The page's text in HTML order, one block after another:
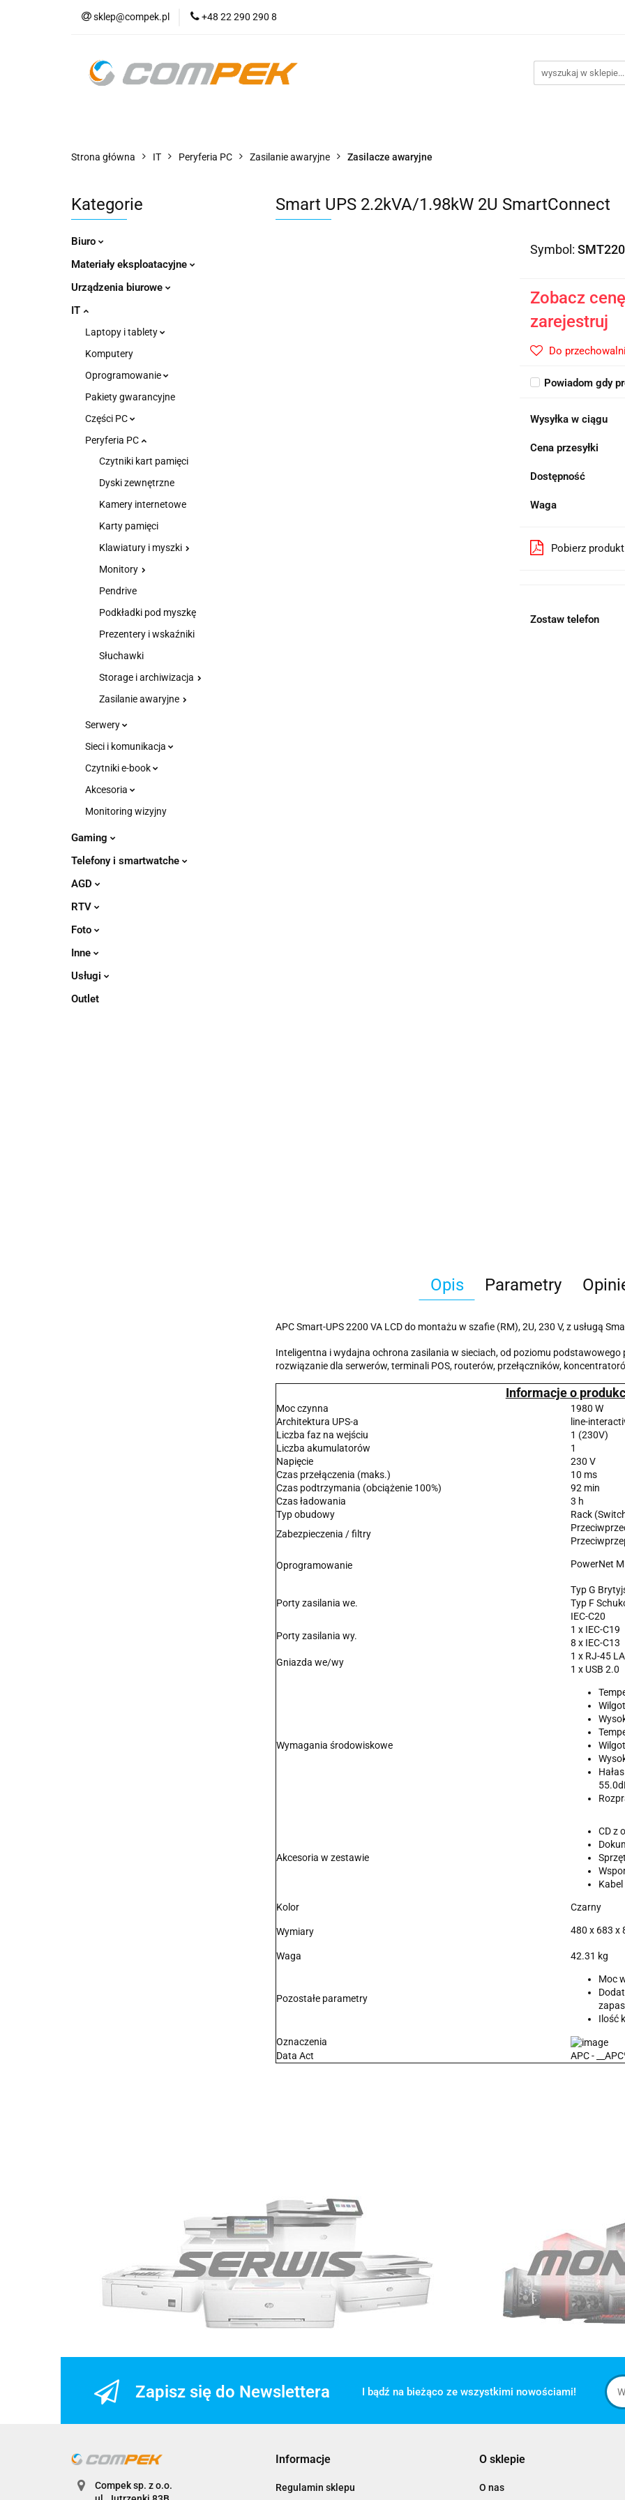
sklep@compek.pl +48 22 290 290 8
O nas
Strona główna IT Peryferia PC Zasilanie awaryjne Zasilacze awaryjne
Kategorie
Biuro
Materiały eksploatacyjne
Urządzenia biurowe
IT
Laptopy i tablety
Komputery
Oprogramowanie
Pakiety gwarancyjne
Części PC
Peryferia PC
Czytniki kart pamięci
Dyski zewnętrzne
Kamery internetowe
Karty pamięci
Klawiatury i myszki
Monitory
Pendrive
Podkładki pod myszkę
Prezentery i wskaźniki
Słuchawki
Storage i archiwizacja
Zasilanie awaryjne
Serwery
Sieci i komunikacja
Czytniki e-book
Akcesoria
Monitoring wizyjny
Gaming
Telefony i smartwatche
AGD
RTV
Foto
Inne
Usługi
Outlet
Smart UPS 2.2kVA/1.98kW 2U SmartConnect
Symbol:
Zobacz
zarejestruj
Do przechowalni
Powiadom gdy
Wysyłka w ciągu
Cena przesyłki
Dostępność
Waga
Pobierz
Zostaw telefon
Opis Parametry
APC Smart-UPS 2200 VA LCD do montażu w szafie (RM), 2U, 230 V, z usługą
Inteligentna i wydajna ochrona zasilania w sieciach, od poziomu
rozwiązanie dla serwerów, terminali POS, routerów, przełączników,
Informacje o
Moc czynna
1980 W
Architektura UPS-a
line-
Liczba faz na wejściu
1 (230V)
Liczba akumulatorów
1
Napięcie
230 V
Czas przełączenia (maks.)
10 ms
Czas podtrzymania (obciążenie 100%)
92 min
Czas ładowania
3 h
Typ obudowy
Rack
Zabezpieczenia / filtry
Oprogramowanie PowerNet
Porty zasilania we.
Typ G
Typ F
IEC-C20
Porty zasilania wy.
1 x IEC-C19
8 x IEC-C13
Gniazda we/wy
1 x RJ-45
1 x USB 2.0
Wymagania środowiskowe
Akcesoria w zestawie
CD z
Kabel
Kolor Czarny
Wymiary 480 x 683 x
Waga 42.31 kg
Pozostałe parametry
Moc
Ilość
Oznaczenia
Data Act
APC -
Zapisz się do Newslettera I bądź na bieżąco ze wszystkimi nowościami!
Compek sp. z o.o.
Informacje
Regulamin sklepu
O sklepie
O nas